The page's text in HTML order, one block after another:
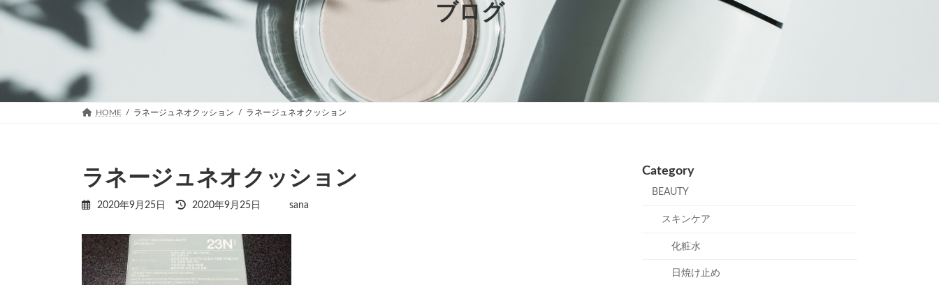
ブログ
HOME ラネージュネオクッション ラネージュネオクッション
ラネージュネオクッション
2020年9月25日
最
日
時
:
2020年9月25日 sana
Category
BEAUTY
スキンケア
化粧水
日焼け止め